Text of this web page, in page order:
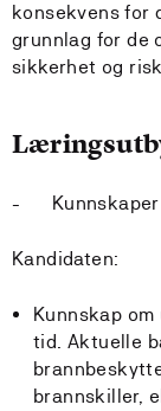
konsekvens for
grunnlag for de
sikkerhet og
- Kunnskaper
Kandidaten:
Kunnskap
tid. Aktuelle
brannskiller,